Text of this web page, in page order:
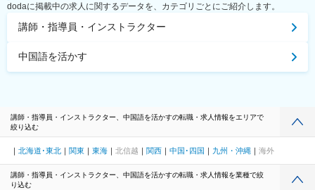
dodaに掲載中の求人に関するデータを、カテゴリごとにご紹介します。
講師・指導員・インストラクター
中国語を活かす
講師・指導員・インストラクター、中国語を活かすの転職・求人情報をエリアで
絞り込む
北海道･東北 関東 東海 北信越 関西 中国･四国 九州・沖縄 海外
講師・指導員・インストラクター、中国語を活かすの転職・求人情報を業種で絞
り込む